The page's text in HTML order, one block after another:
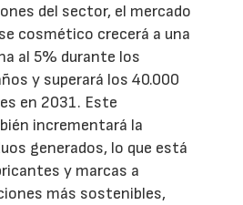
del sector, el mercado
cosmético crecerá a una
al 5% durante los
y superará los 40.000
en 2031. Este
incrementará la
generados, lo que está
y marcas a
más sostenibles,